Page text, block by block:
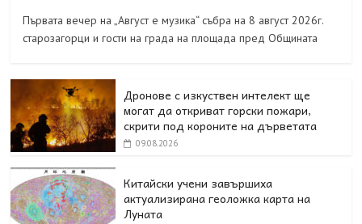
Първата вечер на „Август е музика“ събра на 8 август 2026г.
старозагорци и гости на града на площада пред Общината
Дронове с изкуствен интелект ще
могат да откриват горски пожари,
скрити под короните на дърветата
09.08.2026
Китайски учени завършиха
актуализирана геоложка карта на
Луната